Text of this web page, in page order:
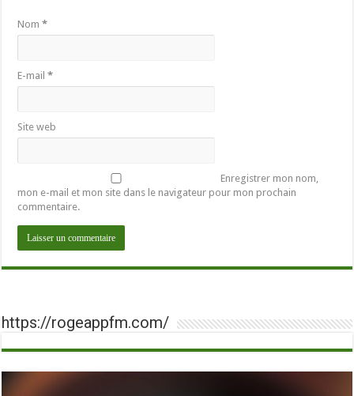
Nom*
E-mail*
Site web
Enregistrer mon nom,
mon e-mail et mon site dans le navigateur pour mon prochain
commentaire.
https://rogeappfm.com/